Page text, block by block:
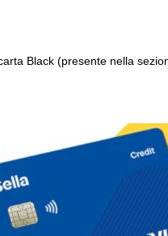
Black (presente nella